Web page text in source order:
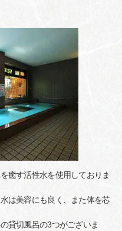
癒す活性水を使用しておりま
は美容にも良く、また体を芯
貸切風呂の3つがございま